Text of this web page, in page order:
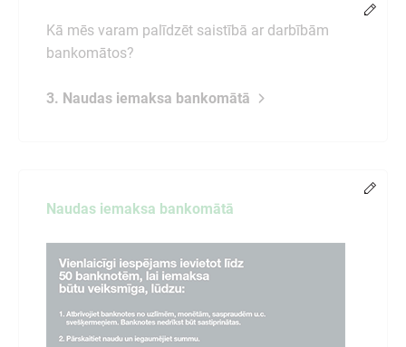
Kā mēs varam palīdzēt saistībā ar darbībām
bankomātos?
3. Naudas iemaksa bankomātā
Naudas iemaksa bankomātā